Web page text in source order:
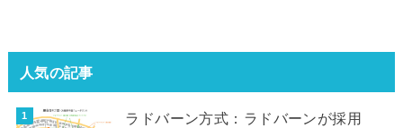
人気の記事
ラドバーン方式：ラドバーンが採用